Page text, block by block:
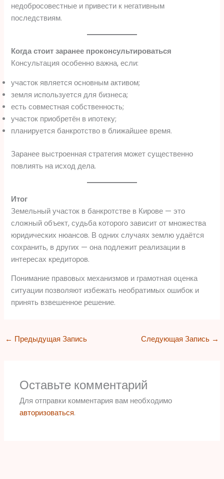
недобросовестные и привести к негативным
последствиям.
Когда стоит заранее проконсультироваться
Консультация особенно важна, если:
участок является основным активом;
земля используется для бизнеса;
есть совместная собственность;
участок приобретён в ипотеку;
планируется банкротство в ближайшее время.
Заранее выстроенная стратегия может существенно
повлиять на исход дела.
Итог
Земельный участок в банкротстве в Кирове — это
сложный объект, судьба которого зависит от множества
юридических нюансов. В одних случаях землю удаётся
сохранить, в других — она подлежит реализации в
интересах кредиторов.
Понимание правовых механизмов и грамотная оценка
ситуации позволяют избежать необратимых ошибок и
принять взвешенное решение.
← Предыдущая Запись Следующая Запись →
Оставьте комментарий
Для отправки комментария вам необходимо
авторизоваться.